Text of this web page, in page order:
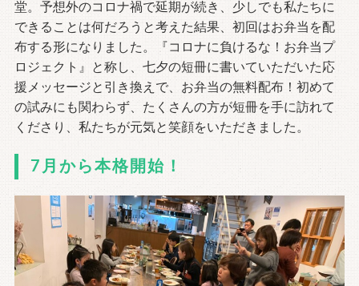
堂。予想外のコロナ禍で延期が続き、少しでも私たちに
できることは何だろうと考えた結果、初回はお弁当を配
布する形になりました。『コロナに負けるな！お弁当プ
ロジェクト』と称し、七夕の短冊に書いていただいた応
援メッセージと引き換えで、お弁当の無料配布！初めて
の試みにも関わらず、たくさんの方が短冊を手に訪れて
くださり、私たちが元気と笑顔をいただきました。
7月から本格開始！